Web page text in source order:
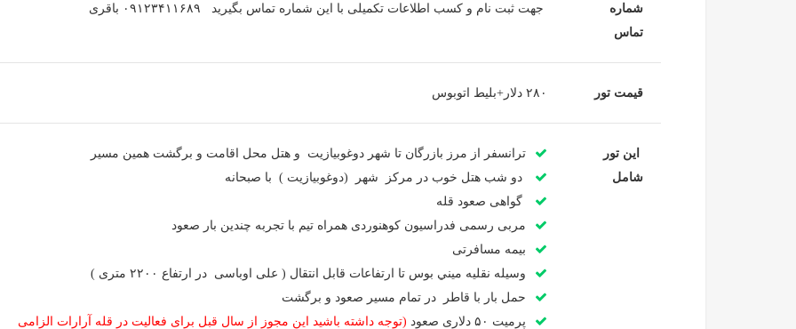
شماره
تماس
جهت ثبت نام و کسب اطلاعات تکمیلی با این شماره تماس بگیرید ۰۹۱۲۳۴۱۱۶۸۹ باقری
قیمت تور ۲۸۰ دلار+بلیط اتوبوس
این تور
شامل
ترانسفر از مرز بازرگان تا شهر دوغوبیازیت و هتل محل اقامت و برگشت همین مسیر
دو شب هتل خوب در مرکز شهر (دوغوبيازيت ) با صبحانه
گواهی صعود قله
مربی رسمی فدراسیون کوهنوردی همراه تیم با تجربه چندین بار صعود
بیمه مسافرتی
وسيله نقليه ميني بوس تا ارتفاعات قابل انتقال ( علی اوباسی در ارتفاع ۲۲۰۰ متری )
حمل بار با قاطر در تمام مسیر صعود و برگشت
پرمیت ۵۰ دلاری صعود
(توجه داشته باشید این مجوز از سال قبل برای فعالیت در قله آرارات الزامی